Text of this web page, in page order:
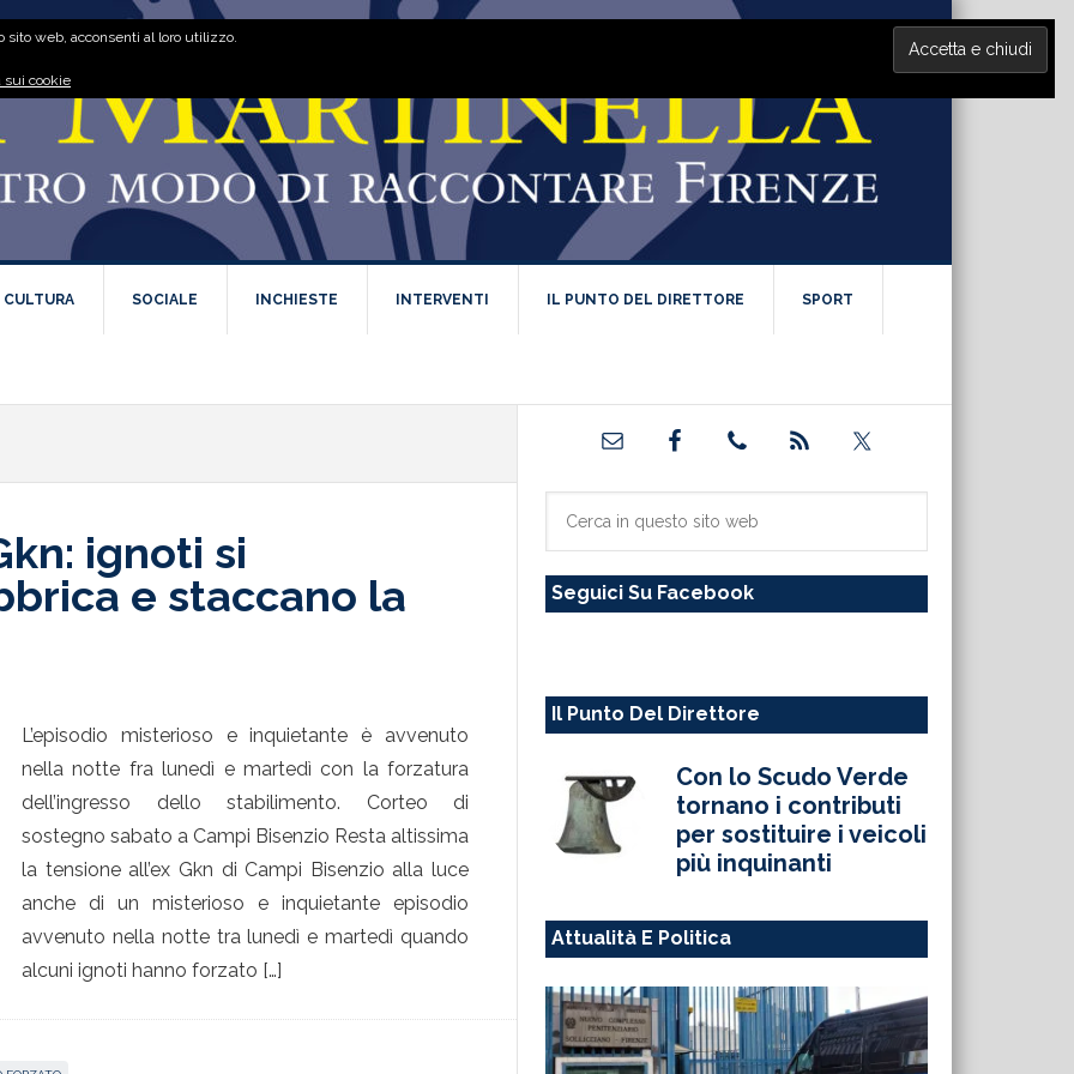
CULTURA SOCIALE INCHIESTE INTERVENTI IL PUNTO DEL DIRETTORE SPORT
ignoti si
e staccano la
L’episodio misterioso e inquietante è avvenuto
nella notte fra lunedì e martedì con la forzatura
dell’ingresso dello stabilimento. Corteo di
sostegno sabato a Campi Bisenzio Resta altissima
la tensione all’ex Gkn di Campi Bisenzio alla luce
anche di un misterioso e inquietante episodio
avvenuto nella notte tra lunedì e martedì quando
alcuni ignoti hanno forzato […]
Barra
primaria
sito
Seguici Su Facebook
Il Punto Del Direttore
Con lo Scudo Verde
tornano i contributi
per sostituire i veicoli
più inquinanti
Attualità E Politica
web, acconsenti al loro utilizzo.
sui cookie